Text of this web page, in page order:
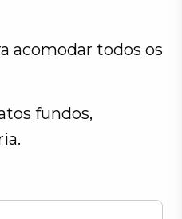
acomodar todos os
fundos,